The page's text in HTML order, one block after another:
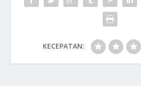
KECEPATAN: